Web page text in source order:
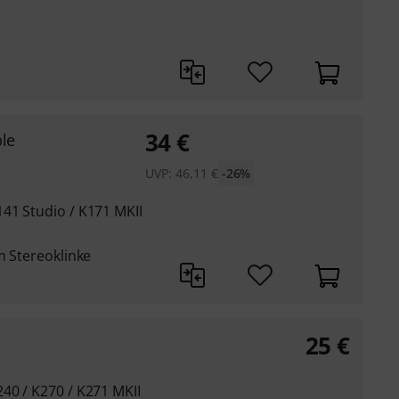
Studio / K171 MKII
Stereoklinke
34 €
UVP:46,11 € -26%
/ K270 / K271 MKII
25 €